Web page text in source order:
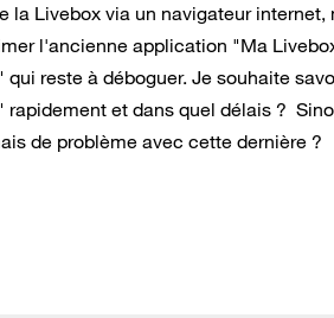
la Livebox via un navigateur internet,
l'ancienne application "Ma
reste à déboguer. Je souhaite
et dans quel délais ?
de problème avec cette dernière ?